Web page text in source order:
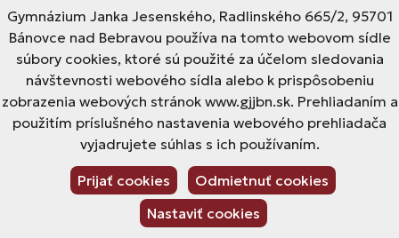
Gymnázium Janka Jesenského, Radlinského 665/2, 95701
Bánovce nad Bebravou používa na tomto webovom sídle
súbory cookies, ktoré sú použité za účelom sledovania
návštevnosti webového sídla alebo k prispôsobeniu
zobrazenia webových stránok www.gjjbn.sk. Prehliadaním a
použitím príslušného nastavenia webového prehliadača
vyjadrujete súhlas s ich používaním.
Prijať cookies
Odmietnuť cookies
Nastaviť cookies